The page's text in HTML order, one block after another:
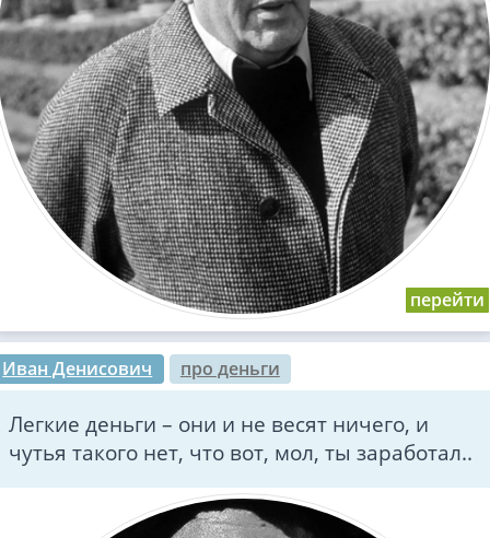
Иван Денисович про деньги
Легкие деньги – они и не весят ничего, и
чутья такого нет, что вот, мол, ты заработал..